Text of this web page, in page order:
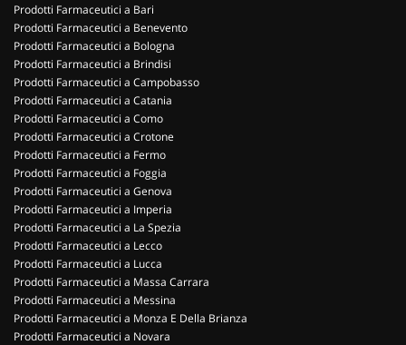
Prodotti Farmaceutici a Bari
Prodotti Farmaceutici a Benevento
Prodotti Farmaceutici a Bologna
Prodotti Farmaceutici a Brindisi
Prodotti Farmaceutici a Campobasso
Prodotti Farmaceutici a Catania
Prodotti Farmaceutici a Como
Prodotti Farmaceutici a Crotone
Prodotti Farmaceutici a Fermo
Prodotti Farmaceutici a Foggia
Prodotti Farmaceutici a Genova
Prodotti Farmaceutici a Imperia
Prodotti Farmaceutici a La Spezia
Prodotti Farmaceutici a Lecco
Prodotti Farmaceutici a Lucca
Prodotti Farmaceutici a Massa Carrara
Prodotti Farmaceutici a Messina
Prodotti Farmaceutici a Monza E Della Brianza
Prodotti Farmaceutici a Novara